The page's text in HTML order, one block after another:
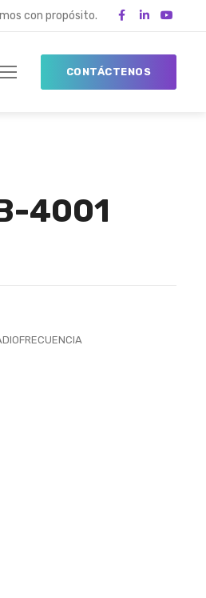
con propósito.
CONTÁCTENOS
4001